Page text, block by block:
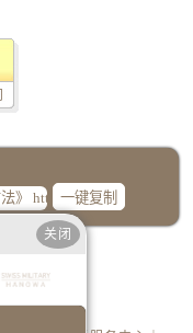
一键复制
关闭